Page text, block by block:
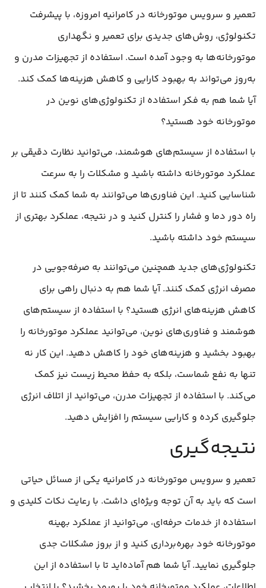
تعمیر و سرویس موتورخانه در کامرانیه امروزه، با پیشرفت
تکنولوژی، روش‌های جدیدی برای تعمیر و نگهداری
موتورخانه‌ها به وجود آمده است. استفاده از تجهیزات مدرن و
به‌روز می‌تواند به بهبود کارایی و کاهش هزینه‌ها کمک کند.
آیا شما هم به فکر استفاده از تکنولوژی‌های نوین در
موتورخانه خود هستید؟
با استفاده از سیستم‌های هوشمند، می‌توانید نظارت دقیقی بر
عملکرد موتورخانه داشته باشید و مشکلات را به سرعت
شناسایی کنید. این فناوری‌ها می‌توانند به شما کمک کنند تا از
راه دور دما و فشار را کنترل کنید و در نتیجه، عملکرد بهتری از
سیستم خود داشته باشید.
تکنولوژی‌های جدید همچنین می‌توانند به صرفه‌جویی در
مصرف انرژی کمک کنند. آیا شما هم به دنبال راهی برای
کاهش هزینه‌های انرژی هستید؟ با استفاده از سیستم‌های
هوشمند و فناوری‌های نوین، می‌توانید عملکرد موتورخانه را
بهبود بخشید و هزینه‌های خود را کاهش دهید. این کار نه
تنها به نفع شماست، بلکه به حفظ محیط زیست نیز کمک
می‌کند. با استفاده از تجهیزات مدرن، می‌توانید از اتلاف انرژی
جلوگیری کرده و کارایی سیستم را افزایش دهید.
نتیجه‌گیری
تعمیر و سرویس موتورخانه در کامرانیه یکی از مسائل حیاتی
است که باید به آن توجه ویژه‌ای داشت. با رعایت نکات کلیدی و
استفاده از خدمات حرفه‌ای، می‌توانید از عملکرد بهینه
موتورخانه خود بهره‌برداری کنید و از بروز مشکلات جدی
جلوگیری نمایید. آیا شما هم آماده‌اید تا با استفاده از این